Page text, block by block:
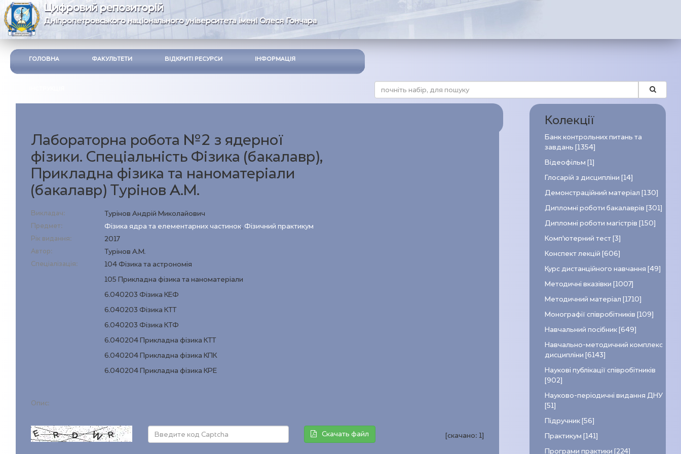
Цифровий репозиторій
Дніпропетровського національного університета імені Олеся Гончара
ГОЛОВНА ФАКУЛЬТЕТИ ВІДКРИТІ РЕСУРСИ ІНФОРМАЦІЯ
Лабораторна робота №2 з ядерної
фізики. Спеціальність Фізика (бакалавр),
Прикладна фізика та наноматеріали
(бакалавр) Турінов А.М.
Викладач: Турінов Андрій Миколайович
Предмет: Фізика ядра та елементарних частинок, Фізичний практикум
Рік видання: 2017
Автор: Турінов А.М.
Спеціалізація:
104 Фізика та астрономія
105 Прикладна фізика та наноматеріали
6.040203 Фізика КЕФ
6.040203 Фізика КТТ
6.040203 Фізика КТФ
6.040204 Прикладна фізика КТТ
6.040204 Прикладна фізика КПК
6.040204 Прикладна фізика КРЕ
Опис:
Скачать файл [скачано:1]
Колекції
Банк контрольних питань та
завдань [1354]
Відеофільм [1]
Глосарій з дисципліни [14]
Демонстраційний матеріал [130]
Дипломні роботи бакалаврів [301]
Дипломні роботи магістрів [150]
Комп’ютерний тест [3]
Конспект лекцій [606]
Курс дистанційного навчання [49]
Методичні вказівки [1007]
Методичний матеріал [1710]
Монографії співробітників [109]
Навчальний посібник [649]
Навчально-методичний комплекс
дисципліни [6143]
Наукові публікації співробітників
[902]
Науково-періодичні видання ДНУ
[51]
Підручник [56]
Практикум [141]
Програми практики [224]